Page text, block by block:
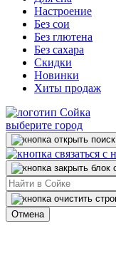
Настроение
Без сои
Без глютена
Без сахара
Скидки
Новинки
Хиты продаж
выберите город
Отмена